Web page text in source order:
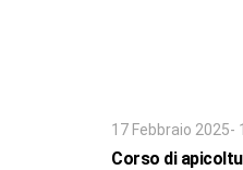
17 Febbraio 2025-
Corso di